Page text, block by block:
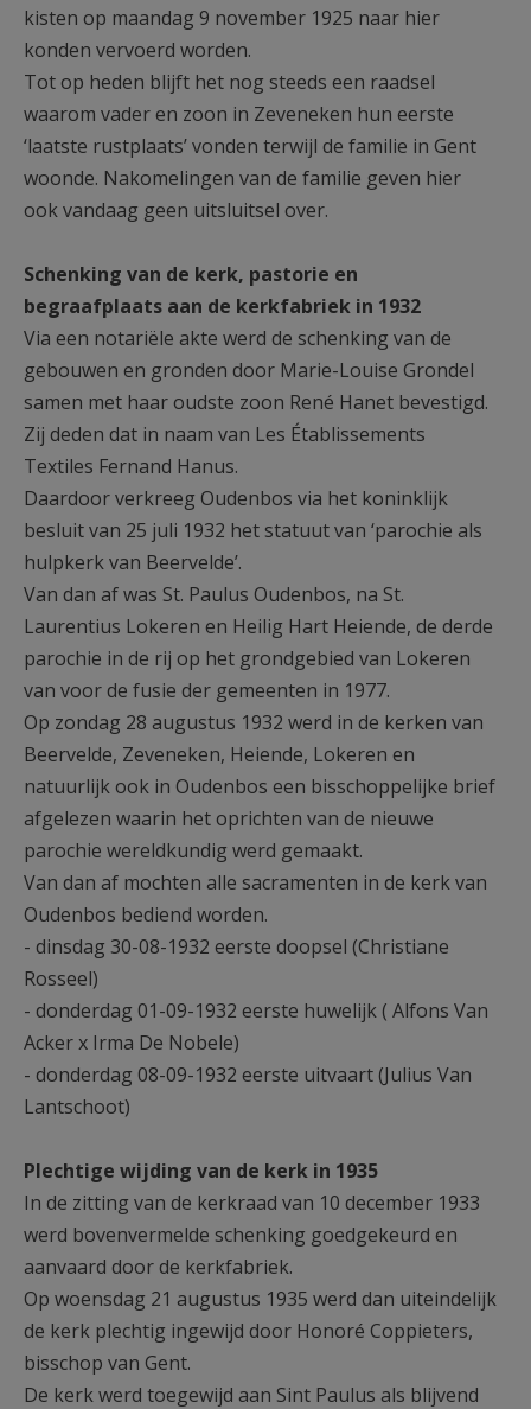
kisten op maandag 9 november 1925 naar hier
konden vervoerd worden.
Tot op heden blijft het nog steeds een raadsel
waarom vader en zoon in Zeveneken hun eerste
‘laatste rustplaats’ vonden terwijl de familie in Gent
woonde. Nakomelingen van de familie geven hier
ook vandaag geen uitsluitsel over.
Schenking van de kerk, pastorie en
begraafplaats aan de kerkfabriek in 1932
Via een notariële akte werd de schenking van de
gebouwen en gronden door Marie-Louise Grondel
samen met haar oudste zoon René Hanet bevestigd.
Zij deden dat in naam van Les Établissements
Textiles Fernand Hanus.
Daardoor verkreeg Oudenbos via het koninklijk
besluit van 25 juli 1932 het statuut van ‘parochie als
hulpkerk van Beervelde’.
Van dan af was St. Paulus Oudenbos, na St.
Laurentius Lokeren en Heilig Hart Heiende, de derde
parochie in de rij op het grondgebied van Lokeren
van voor de fusie der gemeenten in 1977.
Op zondag 28 augustus 1932 werd in de kerken van
Beervelde, Zeveneken, Heiende, Lokeren en
natuurlijk ook in Oudenbos een bisschoppelijke brief
afgelezen waarin het oprichten van de nieuwe
parochie wereldkundig werd gemaakt.
Van dan af mochten alle sacramenten in de kerk van
Oudenbos bediend worden.
- dinsdag 30-08-1932 eerste doopsel (Christiane
Rosseel)
- donderdag 01-09-1932 eerste huwelijk ( Alfons Van
Acker x Irma De Nobele)
- donderdag 08-09-1932 eerste uitvaart (Julius Van
Lantschoot)
Plechtige wijding van de kerk in 1935
In de zitting van de kerkraad van 10 december 1933
werd bovenvermelde schenking goedgekeurd en
aanvaard door de kerkfabriek.
Op woensdag 21 augustus 1935 werd dan uiteindelijk
de kerk plechtig ingewijd door Honoré Coppieters,
bisschop van Gent.
De kerk werd toegewijd aan Sint Paulus als blijvend